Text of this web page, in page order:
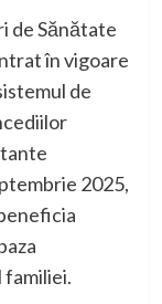
de Sănătate
în vigoare
de
2025,